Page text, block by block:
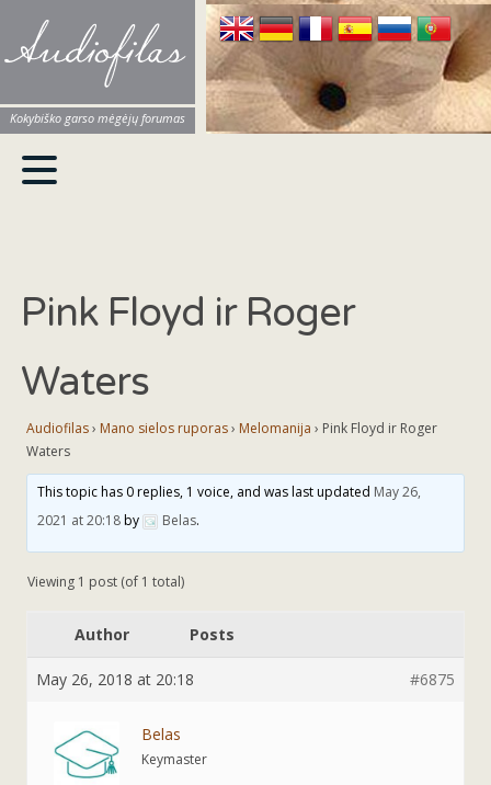
Audiofilas
Kokybiško garso mėgėjų forumas
Pink Floyd ir Roger
Waters
Audiofilas› Mano sielos ruporas› Melomanija › Pink Floyd ir Roger
Waters
This topic has 0 replies, 1 voice, and was last updated May 26,
2021 at 20:18by Belas.
Viewing 1 post (of 1 total)
Author Posts
May 26, 2018 at 20:18 #6875
Belas
Keymaster